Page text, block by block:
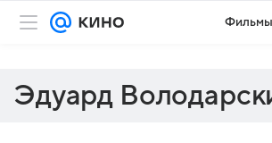
Фильмы
Эдуард